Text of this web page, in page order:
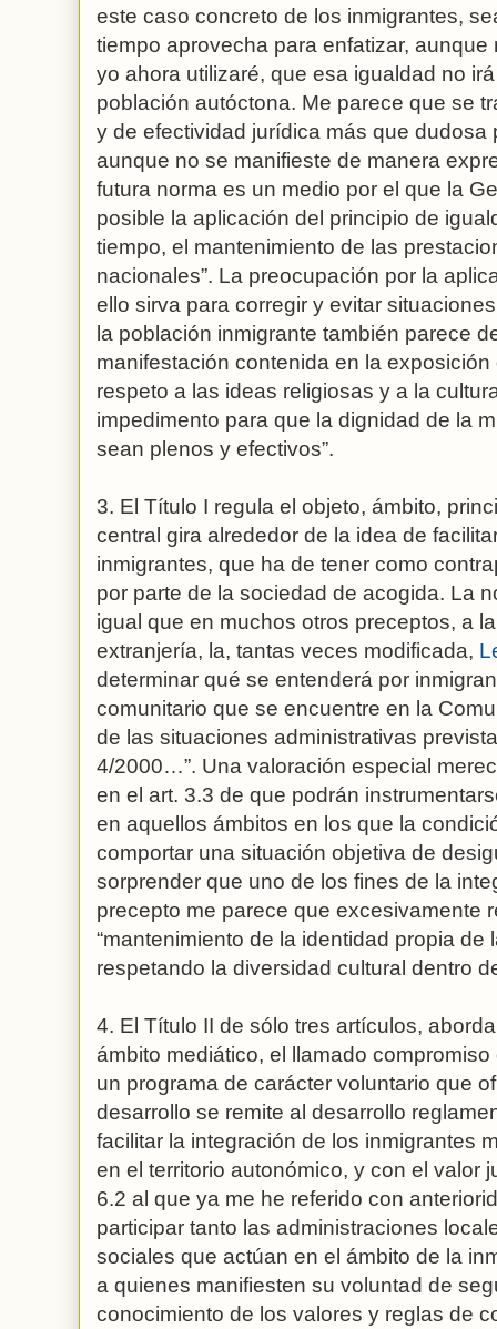
este caso concreto de los inmigrantes,
tiempo aprovecha para enfatizar,
yo ahora utilizaré, que esa igualdad no
población autóctona. Me parece que se
y de efectividad jurídica más que
aunque no se manifieste de manera
futura norma es un medio por el que la
posible la aplicación del principio de
tiempo, el mantenimiento de las
nacionales”. La preocupación por la
ello sirva para corregir y evitar
la población inmigrante también parece
manifestación contenida en la
respeto a las ideas religiosas y a la
impedimento para que la dignidad de la
sean plenos y efectivos”.
3. El Título I regula el objeto, ámbito,
central gira alrededor de la idea de
inmigrantes, que ha de tener como
por parte de la sociedad de acogida. La
igual que en muchos otros preceptos, a
extranjería, la, tantas veces modificada,
determinar qué se entenderá por
comunitario que se encuentre en la
de las situaciones administrativas
4/2000…”. Una valoración especial
en el art. 3.3 de que podrán
en aquellos ámbitos en los que la
comportar una situación objetiva de
sorprender que uno de los fines de la
precepto me parece que excesivamente
“mantenimiento de la identidad propia de
respetando la diversidad cultural dentro
4. El Título II de sólo tres artículos,
ámbito mediático, el llamado
un programa de carácter voluntario que
desarrollo se remite al desarrollo
facilitar la integración de los inmigrantes
en el territorio autonómico, y con el valor
6.2 al que ya me he referido con
participar tanto las administraciones
sociales que actúan en el ámbito de la
a quienes manifiesten su voluntad de
conocimiento de los valores y reglas de